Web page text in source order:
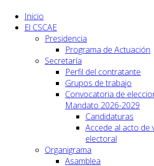
Inicio
El CSCAE
Presidencia
Programa de Actuación
Secretaría
Perfil del contratante
Grupos de trabajo
Convocatoria de
Mandato 2026-2029
Candidaturas
Accede al acto de
electoral
Organigrama
Asamblea